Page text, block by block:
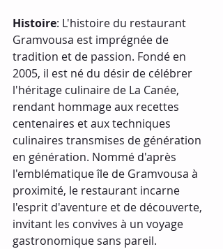
Histoire: L'histoire du restaurant
Gramvousa est imprégnée de
tradition et de passion. Fondé en
2005, il est né du désir de célébrer
l'héritage culinaire de La Canée,
rendant hommage aux recettes
centenaires et aux techniques
culinaires transmises de génération
en génération. Nommé d'après
l'emblématique île de Gramvousa à
proximité, le restaurant incarne
l'esprit d'aventure et de découverte,
invitant les convives à un voyage
gastronomique sans pareil.